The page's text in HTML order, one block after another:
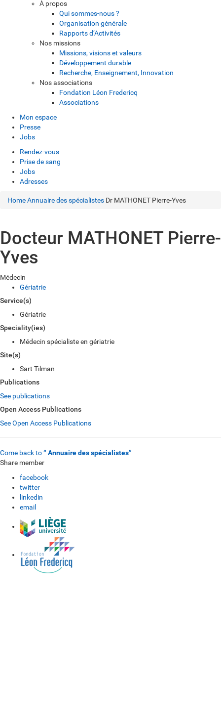
À propos
Qui sommes-nous ?
Organisation générale
Rapports d’Activités
Nos missions
Missions, visions et valeurs
Développement durable
Recherche, Enseignement, Innovation
Nos associations
Fondation Léon Fredericq
Associations
Mon espace
Presse
Jobs
Rendez-vous
Prise de sang
Jobs
Adresses
HomeAnnuaire des spécialistes Dr MATHONET Pierre-Yves
Docteur MATHONET Pierre-
Yves
Médecin
Gériatrie
Service(s)
Gériatrie
Speciality(ies)
Médecin spécialiste en gériatrie
Site(s)
Sart Tilman
Publications
See publications
Open Access Publications
See Open Access Publications
Come back to“ Annuaire des spécialistes”
Share member
facebook
twitter
linkedin
email